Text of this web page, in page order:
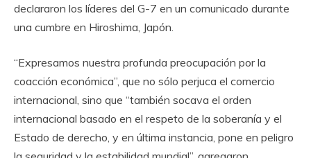
declararon los líderes del G-7 en un comunicado durante
una cumbre en Hiroshima, Japón.
“Expresamos nuestra profunda preocupación por la
coacción económica”, que no sólo perjuca el comercio
internacional, sino que “también socava el orden
internacional basado en el respeto de la soberanía y el
Estado de derecho, y en última instancia, pone en peligro